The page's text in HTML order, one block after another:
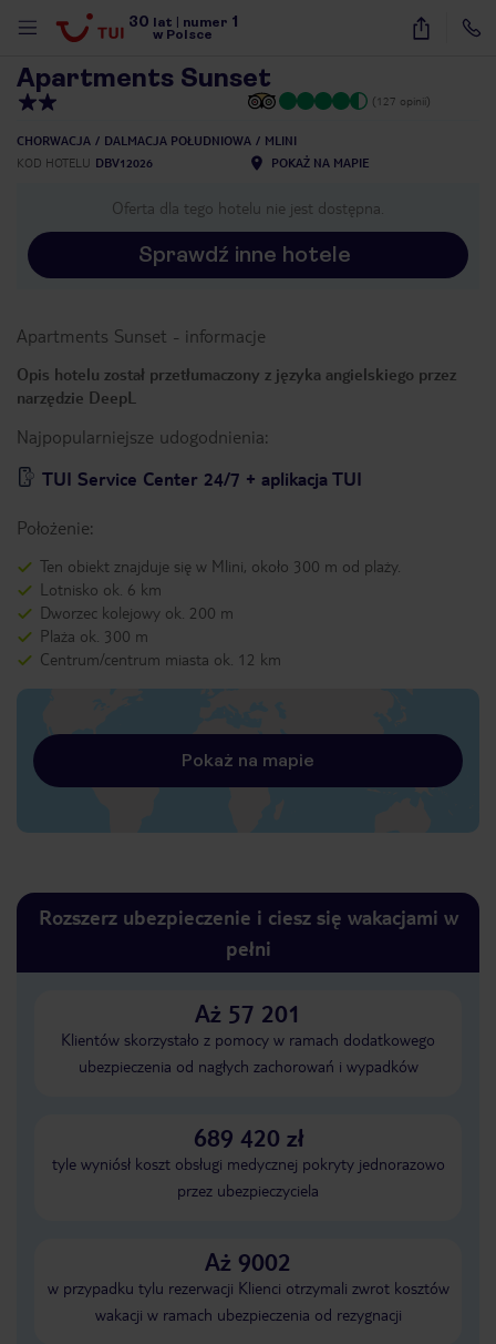
30 lat numer 1
w Polsce
40
Apartments Sunset
(127 opinii)
CHORWACJA DALMACJA POŁUDNIOWA
MLINI
KOD HOTELU DBV12026 POKAŻ NA MAPIE
Oferta dla tego hotelu nie jest dostępna.
Sprawdź inne hotele
Apartments Sunset - informacje
Opis hotelu został przetłumaczony z języka angielskiego przez
narzędzie DeepL
Najpopularniejsze udogodnienia:
TUI Service Center 24/7 + aplikacja TUI
Położenie:
Ten obiekt znajduje się w Mlini, około 300 m od plaży.
Lotnisko ok. 6 km
Dworzec kolejowy ok. 200 m
Plaża ok. 300 m
Centrum/centrum miasta ok. 12 km
Pokaż na mapie
Rozszerz ubezpieczenie i ciesz się wakacjami w
pełni
Aż 57 201
Klientów skorzystało z pomocy w ramach dodatkowego
ubezpieczenia od nagłych zachorowań i wypadków
689 420 zł
tyle wyniósł koszt obsługi medycznej pokryty jednorazowo
przez ubezpieczyciela
Aż 9002
w przypadku tylu rezerwacji Klienci otrzymali zwrot kosztów
wakacji w ramach ubezpieczenia od rezygnacji